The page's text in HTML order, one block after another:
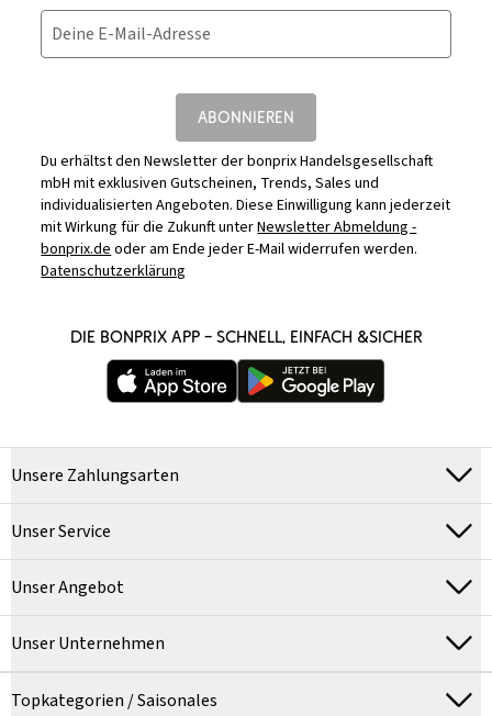
Deine E-Mail-Adresse
ABONNIEREN
Du erhältst den Newsletter der bonprix Handelsgesellschaft
mbH mit exklusiven Gutscheinen, Trends, Sales und
individualisierten Angeboten. Diese Einwilligung kann jederzeit
mit Wirkung für die Zukunft unterNewsletter Abmeldung -
bonprix.deoder am Ende jeder E-Mail widerrufen werden.
Datenschutzerklärung
DIE BONPRIX APP – SCHNELL, EINFACH &SICHER
Unsere Zahlungsarten
Unser Service
Unser Angebot
Unser Unternehmen
Topkategorien / Saisonales